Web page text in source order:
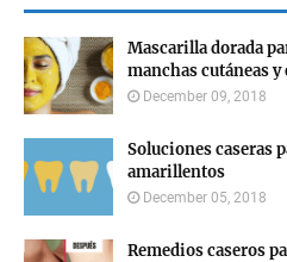
Mascarilla dorada
manchas cutáneas y
December 09, 2018
Soluciones caseras
amarillentos
December 05, 2018
Remedios caseros